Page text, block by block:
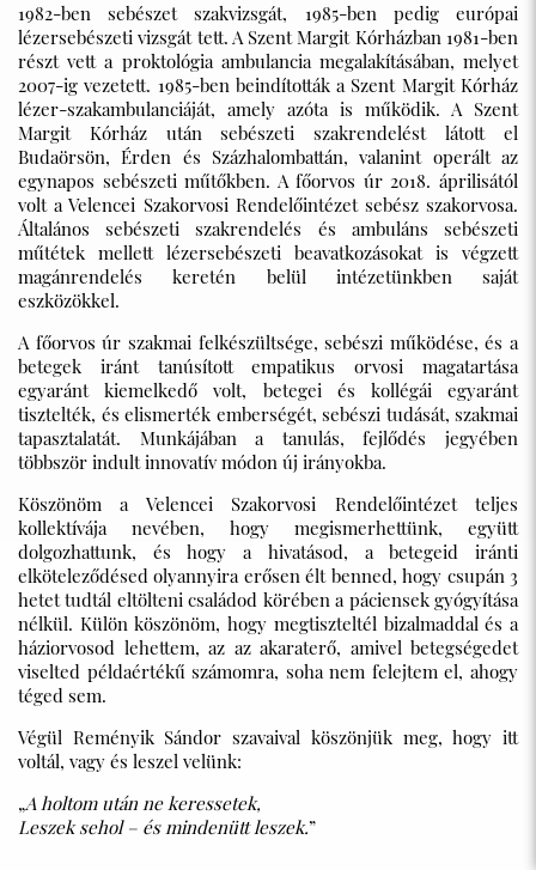
1982-ben sebészet szakvizsgát, 1985-ben pedig európai
lézersebészeti vizsgát tett. A Szent Margit Kórházban 1981-ben
részt vett a proktológia ambulancia megalakításában, melyet
2007-ig vezetett. 1985-ben beindították a Szent Margit Kórház
lézer-szakambulanciáját, amely azóta is működik. A Szent
Margit Kórház után sebészeti szakrendelést látott el
Budaörsön, Érden és Százhalombattán, valanint operált az
egynapos sebészeti műtőkben. A főorvos úr 2018. áprilisától
volt a Velencei Szakorvosi Rendelőintézet sebész szakorvosa.
Általános sebészeti szakrendelés és ambuláns sebészeti
műtétek mellett lézersebészeti beavatkozásokat is végzett
magánrendelés keretén belül intézetünkben saját
eszközökkel.
A főorvos úr szakmai felkészültsége, sebészi működése, és a
betegek iránt tanúsított empatikus orvosi magatartása
egyaránt kiemelkedő volt, betegei és kollégái egyaránt
tisztelték, és elismerték emberségét, sebészi tudását, szakmai
tapasztalatát. Munkájában a tanulás, fejlődés jegyében
többször indult innovatív módon új irányokba.
Köszönöm a Velencei Szakorvosi Rendelőintézet teljes
kollektívája nevében, hogy megismerhettünk, együtt
dolgozhattunk, és hogy a hivatásod, a betegeid iránti
elköteleződésed olyannyira erősen élt benned, hogy csupán 3
hetet tudtál eltölteni családod körében a páciensek gyógyítása
nélkül. Külön köszönöm, hogy megtiszteltél bizalmaddal és a
háziorvosod lehettem, az az akaraterő, amivel betegségedet
viselted példaértékű számomra, soha nem felejtem el, ahogy
téged sem.
Végül Reményik Sándor szavaival köszönjük meg, hogy itt
voltál, vagy és leszel velünk:
„A holtom után ne keressetek,
Leszek sehol – és mindenütt leszek.”
2481 Velence, Balatoni út 65.
titkarsag@velenceszakrendelo.hu